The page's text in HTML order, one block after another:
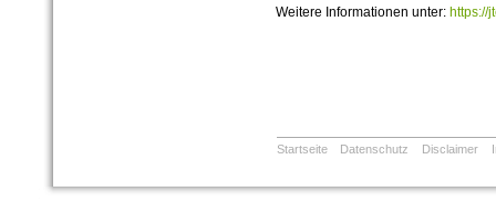
Weitere Informationen unter: https://
Startseite Datenschutz Disclaimer